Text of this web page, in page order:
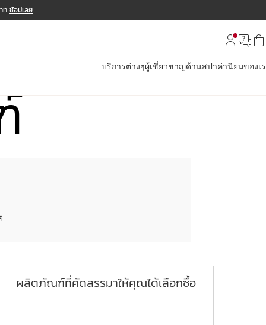
ท ช้อปเลย
บริการต่างๆผู้เชี่ยวชาญด้านสปาค่านิยมของเ
ผลิตภัณฑ์ที่คัดสรรมาให้คุณได้เลือกซื้อ